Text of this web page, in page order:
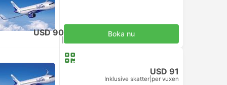
USD 90 Boka nu
USD 91
Inklusive skatter per vuxen